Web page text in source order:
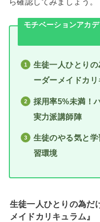
モチベーションアカ
生徒一人ひとり
ーダーメイドカリ
採用率5%未満！
実力派講師陣
生徒のやる気と
習環境
生徒一人ひとりの為だ
メイドカリキュラム』